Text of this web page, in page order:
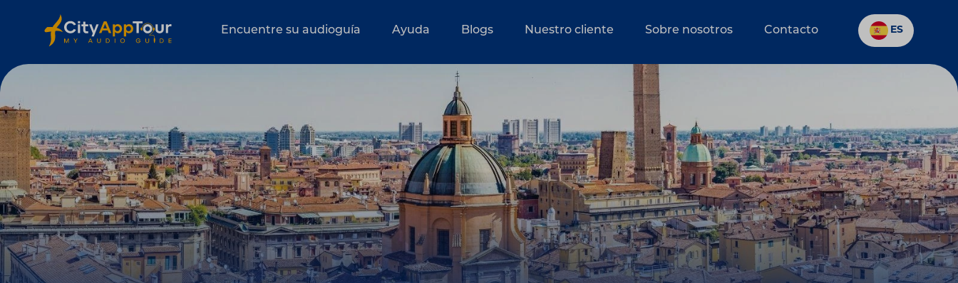
Encuentre su audioguía Ayuda Blogs Nuestro cliente Sobre nosotros Contacto ES